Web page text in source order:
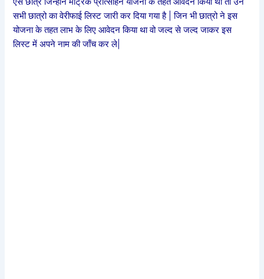
सभी छात्रो का वेरीफाई लिस्ट जारी कर दिया गया है | जिन भी छात्रो ने इस
योजना के तहत लाभ के लिए आवेदन किया था वो जल्द से जल्द जाकर इस
लिस्ट में अपने नाम की जाँच कर ले|